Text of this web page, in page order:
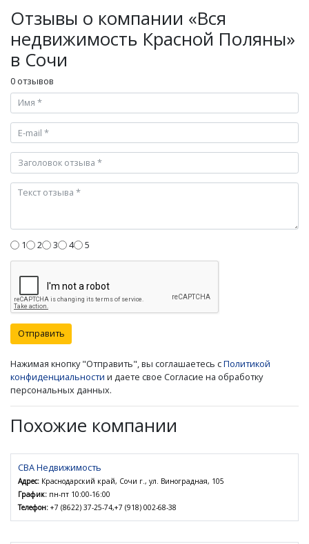
Отзывы о компании «Вся
недвижимость Красной Поляны»
в Сочи
0 отзывов
1 2 3 4 5
Отправить
Нажимая кнопку "Отправить", вы соглашаетесь сПолитикой
конфиденциальности и даете свое Согласие на обработку
персональных данных.
Похожие компании
СВА Недвижимость
Адрес: Краснодарский край, Сочи г., ул. Виноградная, 105
График: пн-пт 10:00-16:00
Телефон: +7 (8622) 37-25-74,+7 (918) 002-68-38